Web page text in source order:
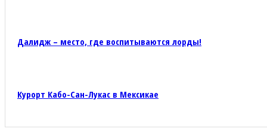
Далидж – место, где воспитываются лорды!
Курорт Кабо-Сан-Лукас в Мексикае